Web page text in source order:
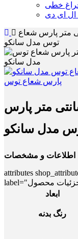
خطی
ال ای دی
50 وات 80 سانتی متر پارس شعاع
توس مدل سانکو
خطی 50 وات 80 سانتی متر پارس
مدل سانکو
اطلاعات و مشخصات
attributes
ابعاد
رنگ بدنه